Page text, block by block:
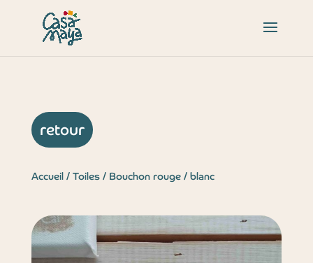
retour
Accueil/ Toiles/ Bouchon rouge / blanc